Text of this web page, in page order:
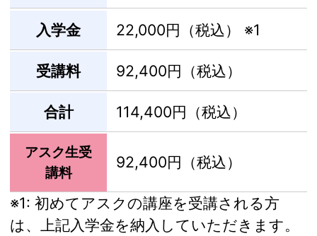
入学金 22,000円（税込） ※1
受講料 92,400円（税込）
合計 114,400円（税込）
アスク生受
講料
92,400円（税込）
※1: 初めてアスクの講座を受講される方
は、上記入学金を納入していただきます。